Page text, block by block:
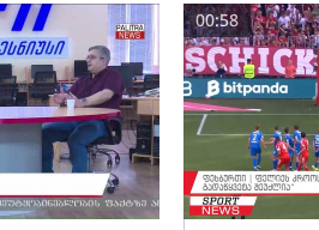
00:58